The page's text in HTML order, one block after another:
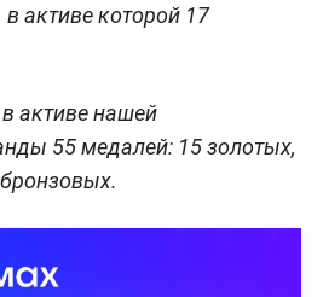
активе которой 17
активе нашей
55 медалей: 15 золотых,